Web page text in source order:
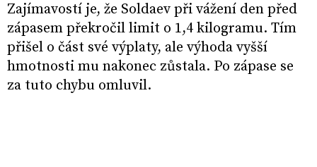
Zajímavostí je, že Soldaev při vážení den před
zápasem překročil limit o 1,4 kilogramu. Tím
přišel o část své výplaty, ale výhoda vyšší
hmotnosti mu nakonec zůstala. Po zápase se
za tuto chybu omluvil.